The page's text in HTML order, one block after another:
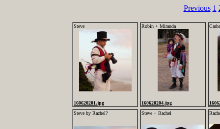
Previous 1
Steve
160620201.jpg
Robin + Miranda
160620204.jpg
Steve by Rachel?
Steve + Rachel